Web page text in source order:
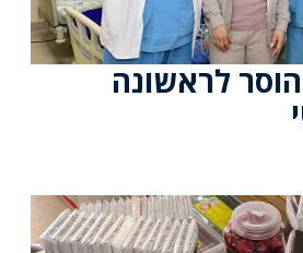
לראשונה